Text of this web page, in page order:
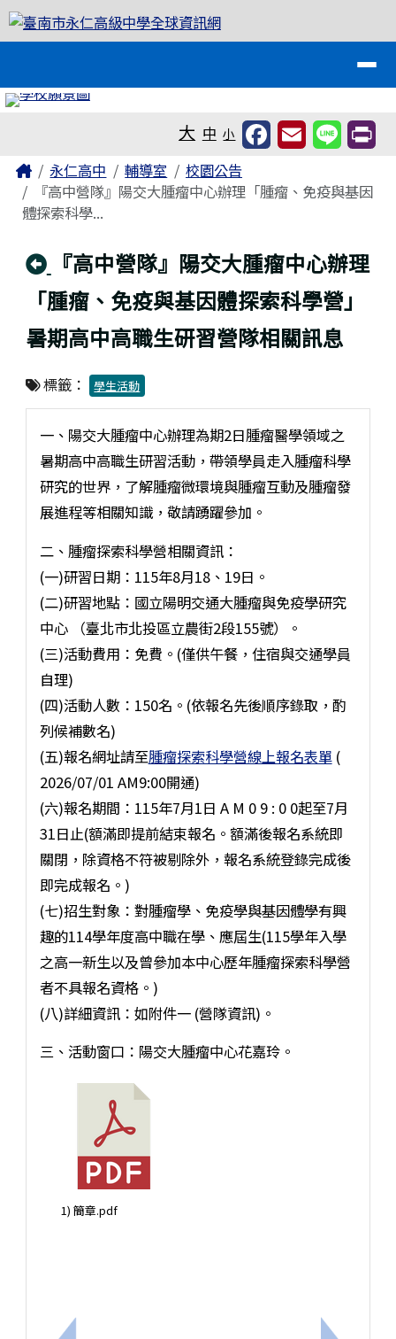
跳至主內容區
臺南市永仁高級中學全球資訊網
大 中 小
主內容區域
Home永仁高中 輔導室
校園公告
『高中營隊』陽交大腫瘤中心辦理「腫瘤、免疫與基因
體探索科學...
回上頁
『高中營隊』陽交大腫瘤中心辦理
「腫瘤、免疫與基因體探索科學營」
暑期高中高職生研習營隊相關訊息
標籤： 學生活動
一、陽交大腫瘤中心辦理為期2日腫瘤醫學領域之
暑期高中高職生研習活動，帶領學員走入腫瘤科學
研究的世界，了解腫瘤微環境與腫瘤互動及腫瘤發
展進程等相關知識，敬請踴躍參加。
二、腫瘤探索科學營相關資訊：
(一)研習日期：115年8月18、19日。
(二)研習地點：國立陽明交通大腫瘤與免疫學研究
中心 （臺北市北投區立農街2段155號）。
(三)活動費用：免費。(僅供午餐，住宿與交通學員
自理)
(四)活動人數：150名。(依報名先後順序錄取，酌
列候補數名)
(五)報名網址請至腫瘤探索科學營線上報名表單(
2026/07/01 AM9:00開通)
(六)報名期間：115年7月1日 A M 0 9 : 0 0起至7月
31日止(額滿即提前結束報名。額滿後報名系統即
關閉，除資格不符被剔除外，報名系統登錄完成後
即完成報名。)
(七)招生對象：對腫瘤學、免疫學與基因體學有興
趣的114學年度高中職在學、應屆生(115學年入學
之高一新生以及曾參加本中心歷年腫瘤探索科學營
者不具報名資格。)
(八)詳細資訊：如附件一 (營隊資訊)。
三、活動窗口：陽交大腫瘤中心花嘉玲。
1) 簡章.pdf
頁尾區域